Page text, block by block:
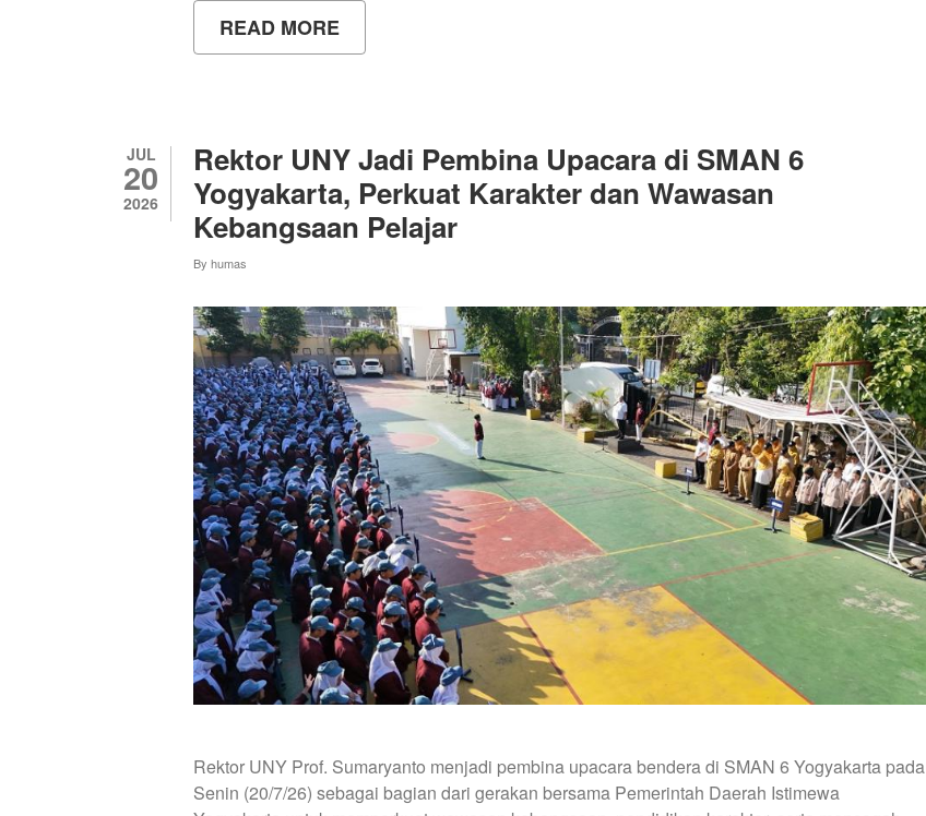
READ MORE
UNIVERSITAS
FORUM
KOLABORASI
DAN
SINERGI
LPTK
PTNBH
CLASS
UNIVERSITY
JUL
20
2026
Rektor UNY Jadi Pembina Upacara di SMAN 6
Yogyakarta, Perkuat Karakter dan Wawasan
Kebangsaan Pelajar
By humas
Rektor UNY Prof. Sumaryanto menjadi pembina upacara bendera di SMAN 6 Yogyakarta pada
Senin (20/7/26) sebagai bagian dari gerakan bersama Pemerintah Daerah Istimewa